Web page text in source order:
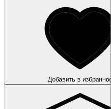
Добавить в избранное